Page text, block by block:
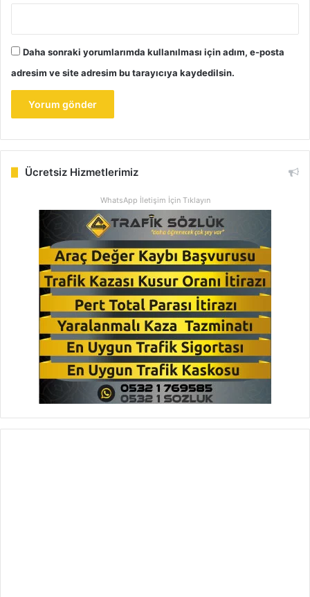
Daha sonraki yorumlarımda kullanılması için adım, e-posta
adresim ve site adresim bu tarayıcıya kaydedilsin.
Ücretsiz Hizmetlerimiz
WhatsApp İletişim İçin Tıklayın